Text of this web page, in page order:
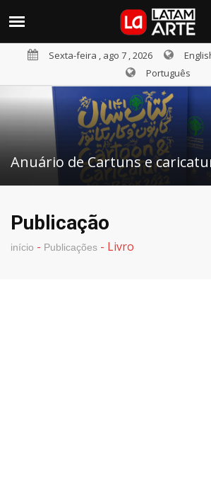
Sexta-feira , ago 7 , 2026
Português
Anuário de Cartuns e
Publicação
início - Publicações - Livro